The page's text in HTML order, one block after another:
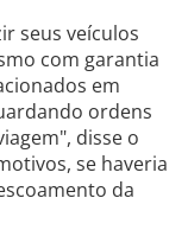
seus veículos
com garantia
em
ordens
disse o
se haveria
da